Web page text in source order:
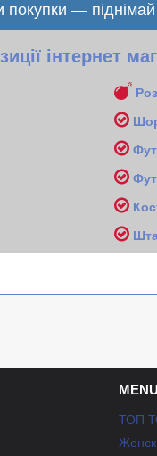
покупки — піднімай
інтернет
Ш
MENU
ТОП